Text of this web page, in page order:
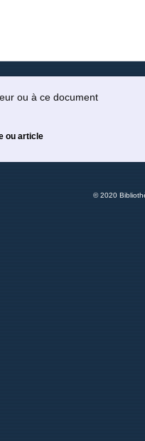
ou à ce document
ou article
© 2020